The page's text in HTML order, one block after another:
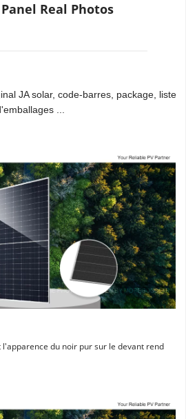
Panel Real Photos
JA solar, code-barres, package, liste
...
l'apparence du noir pur sur le devant rend